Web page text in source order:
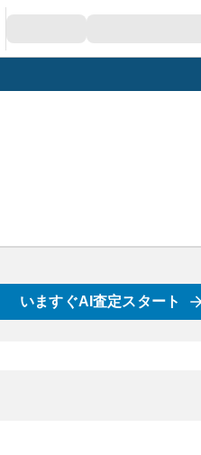
いますぐAI査定スタート